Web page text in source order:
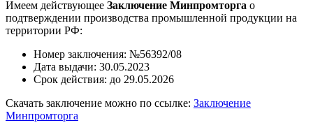
Имеем действующее Заключение Минпромторга о
подтверждении производства промышленной продукции на
территории РФ:
Номер заключения: №56392/08
Дата выдачи: 30.05.2023
Срок действия: до 29.05.2026
Скачать заключение можно по ссылке: Заключение
Минпромторга